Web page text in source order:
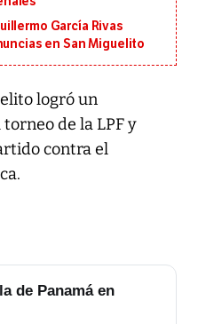
García Rivas
en San Miguelito
logró un
de la LPF y
contra el
de Panamá en